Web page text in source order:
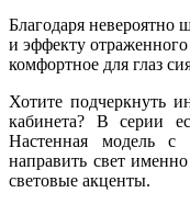
Благодаря невероятно
и эффекту
комфортное для глаз
Хотите подчеркнуть
кабинета? В серии
Настенная модель с
направить свет
световые акценты.